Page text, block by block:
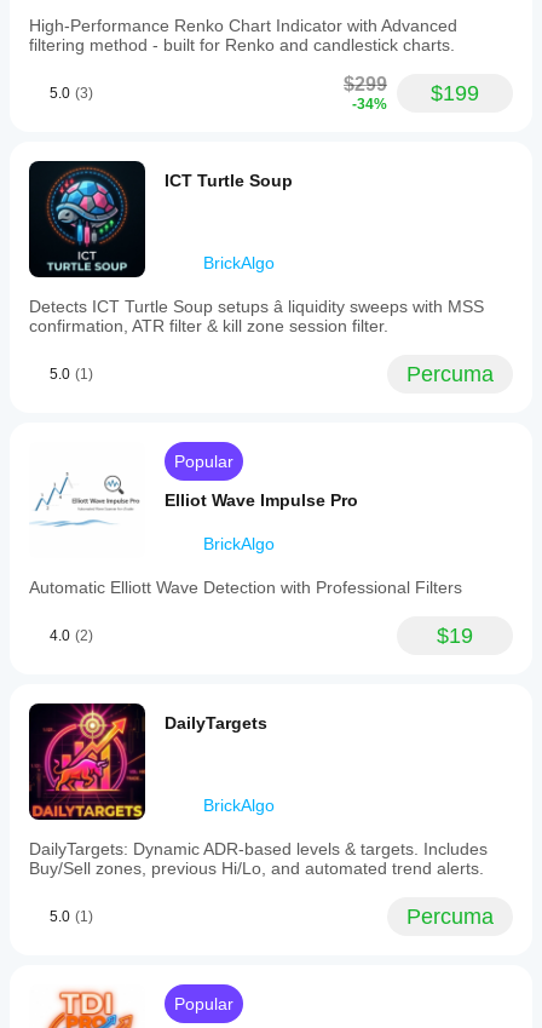
pada data
pasaran
dalam
dan Mac.
pengoptimuman
yang
akaun?
mungkin
berbeza-
pada syarat
broker,
spread dan
kualiti
pelaksanaan.
Menguji bot
dalam
persekitaran
membantu
dalam
penggunaan
sebenar.
High-Performance Renko Chart Indicator with Advanced
filtering method - built for Renko and candlestick charts.
5.0 (3) $299
-34% $199
ICT Turtle Soup
BrickAlgo
Detects ICT Turtle Soup setups â liquidity sweeps with MSS
confirmation, ATR filter & kill zone session filter.
5.0 (1) Percuma
Popular
Elliot Wave Impulse Pro
BrickAlgo
Automatic Elliott Wave Detection with Professional Filters
4.0 (2) $19
DailyTargets
BrickAlgo
DailyTargets: Dynamic ADR-based levels & targets. Includes
Buy/Sell zones, previous Hi/Lo, and automated trend alerts.
5.0 (1) Percuma
Popular